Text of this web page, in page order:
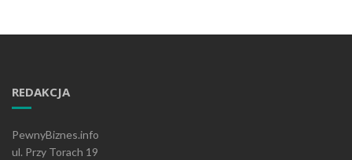
REDAKCJA
PewnyBiznes.info
ul. Przy Torach 19